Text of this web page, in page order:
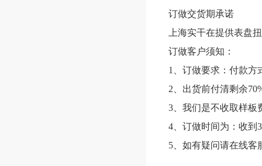
订做交货期承诺
上海实干在提供表盘
订做客户须知：
1、订做要求：付款方
2、出货前付清剩余
3、我们是不收取样板
4、订做时间为：收到
5、如有疑问请在线客